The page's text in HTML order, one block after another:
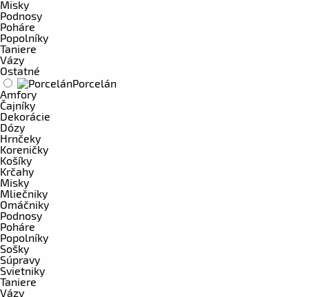
Misky
Podnosy
Poháre
Popolníky
Taniere
Vázy
Ostatné
Porcelán
Amfory
Čajníky
Dekorácie
Dózy
Hrnčeky
Koreničky
Košíky
Krčahy
Misky
Mliečniky
Omáčniky
Podnosy
Poháre
Popolníky
Sošky
Súpravy
Svietniky
Taniere
Vázy